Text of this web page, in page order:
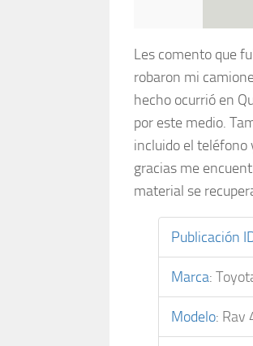
Les comento que
robaron mi
hecho ocurrió en
por este medio.
incluido el teléfono
gracias me
material se
Publicación
Marca:
Modelo: Rav